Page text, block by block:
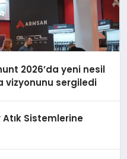
2026’da yeni nesil
vizyonunu sergiledi
Atık Sistemlerine